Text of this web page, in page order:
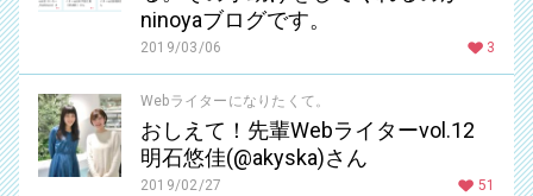
ninoyaブログです。
2019/03/06 3
Webライターになりたくて。
おしえて！先輩Webライターvol.12
明石悠佳(@akyska)さん
2019/02/27 51